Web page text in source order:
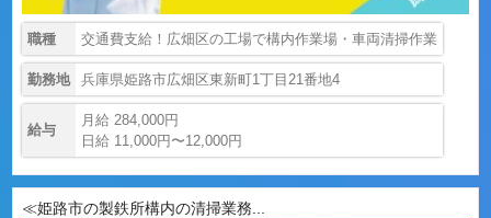
職種 交通費支給！広畑区の工場で構内作業場・車両清掃作業
勤務地 兵庫県姫路市広畑区東新町1丁目21番地4
給与
月給 284,000円
日給 11,000円〜12,000円
≪姫路市の製鉄所構内の清掃業務...